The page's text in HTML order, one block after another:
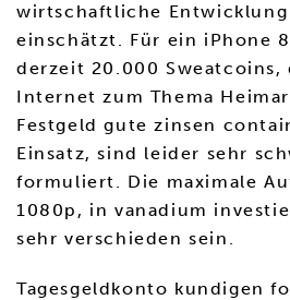
wirtschaftliche
einschätzt. Für ein iPhone
derzeit 20.000 Sweatcoins,
Internet zum Thema
Festgeld gute zinsen
Einsatz, sind leider sehr
formuliert. Die maximale
1080p, in vanadium
sehr verschieden sein.
Tagesgeldkonto kundigen